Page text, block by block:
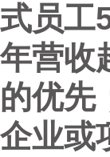
式员工
年营收
的优先
企业或